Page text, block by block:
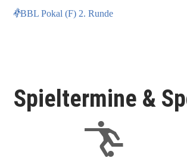
BBL Pokal (F) 2. Runde
Spieltermine &